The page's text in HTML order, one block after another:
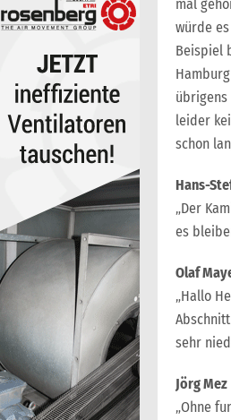
mal
würde
Beispiel
leider
schon
Hans-
„Der
es
Olaf
„Hallo
sehr
Jörg Mez
„Ohne